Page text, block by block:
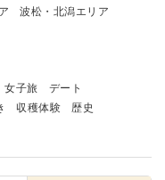
波松・北潟エリア
女子旅
デート
収穫体験
歴史